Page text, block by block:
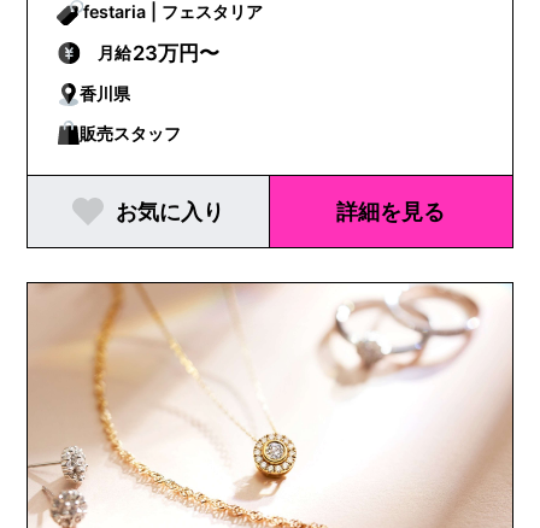
festaria | フェスタリア
月給23万円〜
香川県
販売スタッフ
お気に入り 詳細を見る